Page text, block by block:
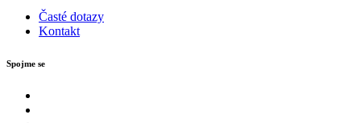
Časté dotazy
Kontakt
Spojme se